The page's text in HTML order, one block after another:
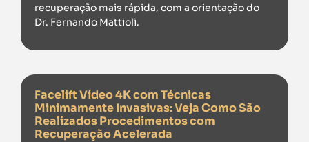
recuperação mais rápida, com a orientação do
Dr. Fernando Mattioli.
Facelift Vídeo 4K com Técnicas
Minimamente Invasivas: Veja Como São
Realizados Procedimentos com
Recuperação Acelerada